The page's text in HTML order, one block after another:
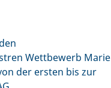
Wettbewerb Marie
der ersten bis zur